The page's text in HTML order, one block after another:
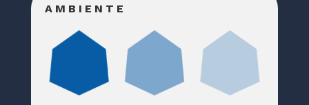
AMBIENTE